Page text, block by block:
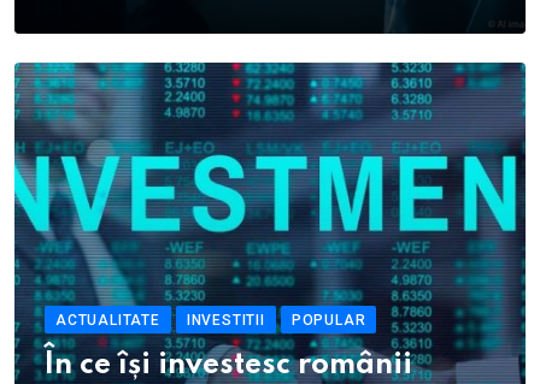
ACTUALITATE INVESTITII POPULAR
În ce își investesc românii